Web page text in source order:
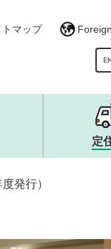
トマップ
生・環境・ごみ
涯学習・文化・スポ
の他
然・風景・スポット
光大使・イメージキ
報・広聴
員採用・人事
定
発行）